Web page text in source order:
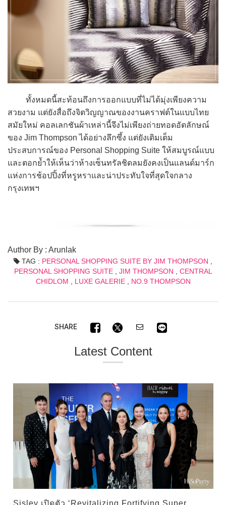
ทั้งหมดนี้สะท้อนถึงการออกแบบที่ไม่ได้มุ่งเพียงความ
สวยงาม แต่ยังสื่อถึงจิตวิญญาณของงานคราฟต์ในแบบไทย
สมัยใหม่ คอลเลกชันผ้าเหล่านี้จึงไม่เพียงถ่ายทอดอัตลักษณ์
ของ Jim Thompson ได้อย่างลึกซึ้ง แต่ยังเติมเต็ม
ประสบการณ์ของ Personal Shopping Suite ให้สมบูรณ์แบบ
และตอกย้ำให้เห็นว่าห้างเซ็นทรัลชิดลมยังคงเป็นแลนด์มาร์ก
แห่งการช้อปปิ้งที่หรูหราและน่าประทับใจที่สุดใจกลาง
กรุงเทพฯ
Author By : Arunlak
TAG : PERSONAL SHOPPING SUITE BY JIM THOMPSON ,
PERSONAL SHOPPING SUITE, JIM THOMPSON , CENTRAL
CHIDLOM , LUXE GALERIE, NO.9 THOMPSON
SHARE
Latest Content
Sisley เปิดตัว ‘Revitalizing Fortifying Super